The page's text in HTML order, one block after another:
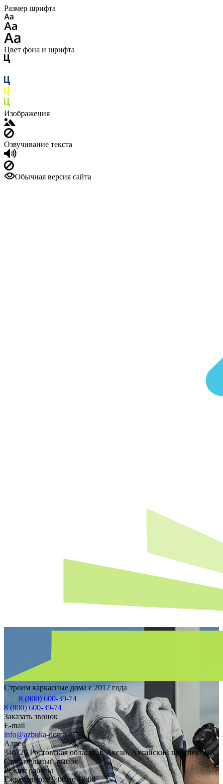
Размер шрифта
Цвет фона и шрифта
Изображения
Озвучивание текста
Обычная версия сайта
Строим каркасные дома с 2012 года
8 (800) 600-39-74
8 (800) 600-39-74
Заказать звонок
E-mail
info@azbuka-doma.ru
Адрес
346720 Ростовская область, г. Аксай, Аксайский проспект, 18,
Строительный рынок
Режим работы
Ежедневно: с 9:00 до 18:00